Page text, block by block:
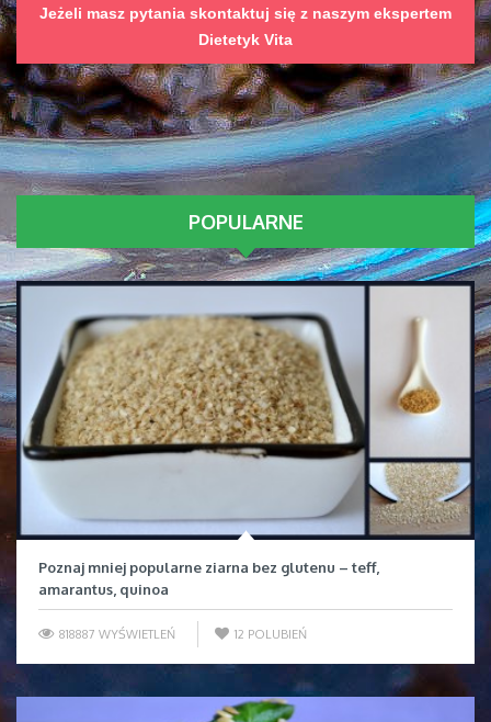
Jeżeli masz pytania skontaktuj się z naszym ekspertem
Dietetyk Vita
POPULARNE
Poznaj mniej popularne ziarna bez glutenu – teff,
amarantus, quinoa
818887 WYŚWIETLEŃ 12 POLUBIEŃ